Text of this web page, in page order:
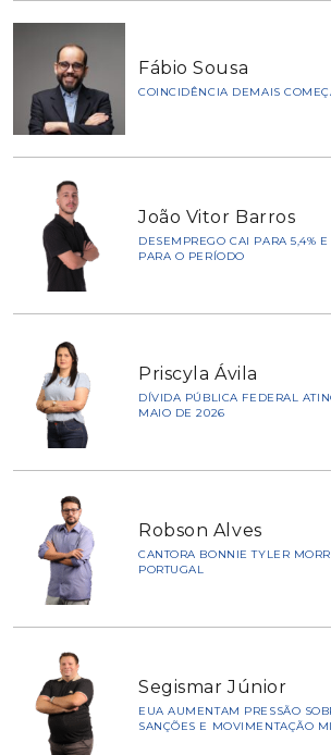
Fábio Sousa
COINCIDÊNCIA DEMAIS
João Vitor Barros
DESEMPREGO CAI PARA 5,4%
PARA O PERÍODO
Priscyla Ávila
DÍVIDA PÚBLICA FEDERAL
MAIO DE 2026
Robson Alves
CANTORA BONNIE TYLER
PORTUGAL
Segismar Júnior
EUA AUMENTAM PRESSÃO
SANÇÕES E MOVIMENTAÇÃO